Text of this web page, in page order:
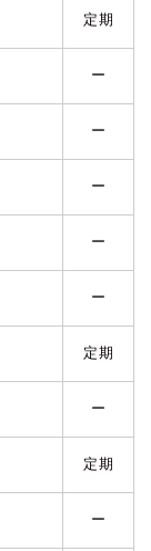
定期
ー
ー
ー
ー
ー
定期
ー
定期
ー